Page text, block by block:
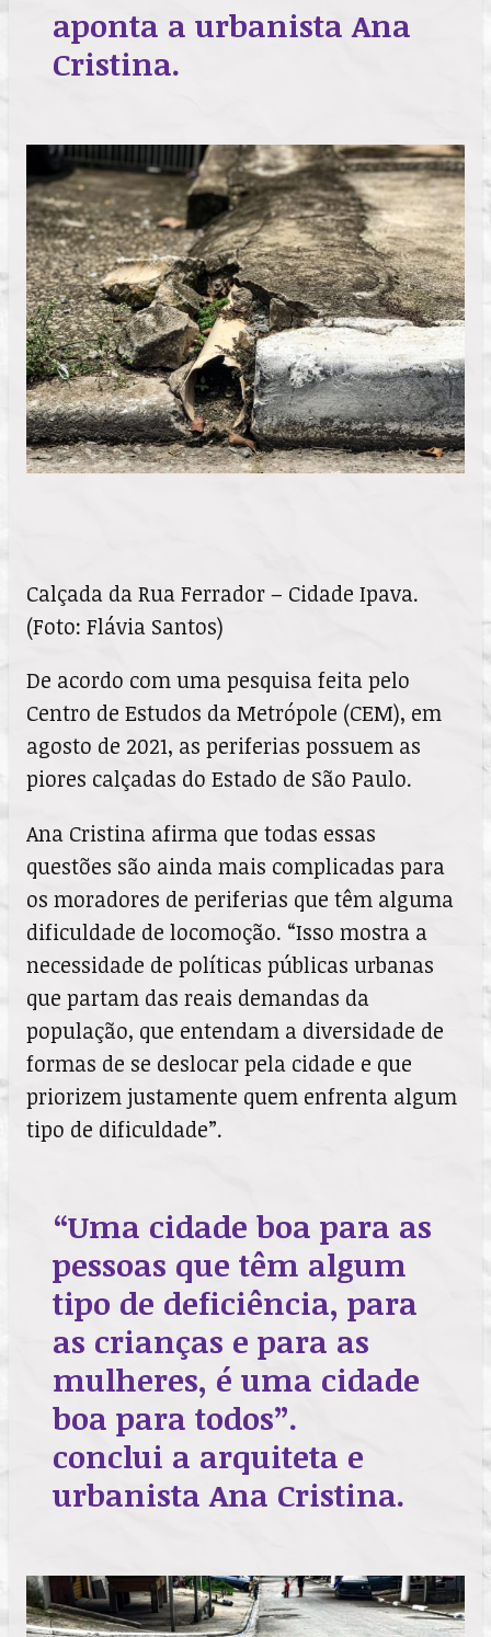
aponta a urbanista Ana
Cristina.
Calçada da Rua Ferrador – Cidade Ipava.
(Foto: Flávia Santos)
De acordo com uma pesquisa feita pelo
Centro de Estudos da Metrópole (CEM), em
agosto de 2021, as periferias possuem as
piores calçadas do Estado de São Paulo.
Ana Cristina afirma que todas essas
questões são ainda mais complicadas para
os moradores de periferias que têm alguma
dificuldade de locomoção. “Isso mostra a
necessidade de políticas públicas urbanas
que partam das reais demandas da
população, que entendam a diversidade de
formas de se deslocar pela cidade e que
priorizem justamente quem enfrenta algum
tipo de dificuldade”.
“Uma cidade boa para as
pessoas que têm algum
tipo de deficiência, para
as crianças e para as
mulheres, é uma cidade
boa para todos”.
conclui a arquiteta e
urbanista Ana Cristina.